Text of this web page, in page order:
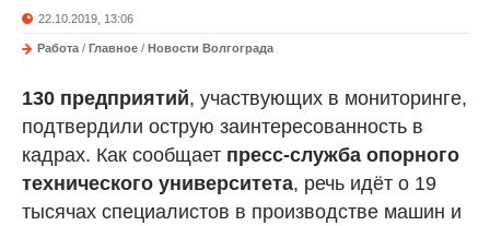
22.10.2019, 13:06
Работа / Главное / Новости Волгограда
130 предприятий, участвующих в мониторинге,
подтвердили острую заинтересованность в
кадрах. Как сообщает пресс-служба опорного
технического университета, речь идёт о 19
тысячах специалистов в производстве машин и